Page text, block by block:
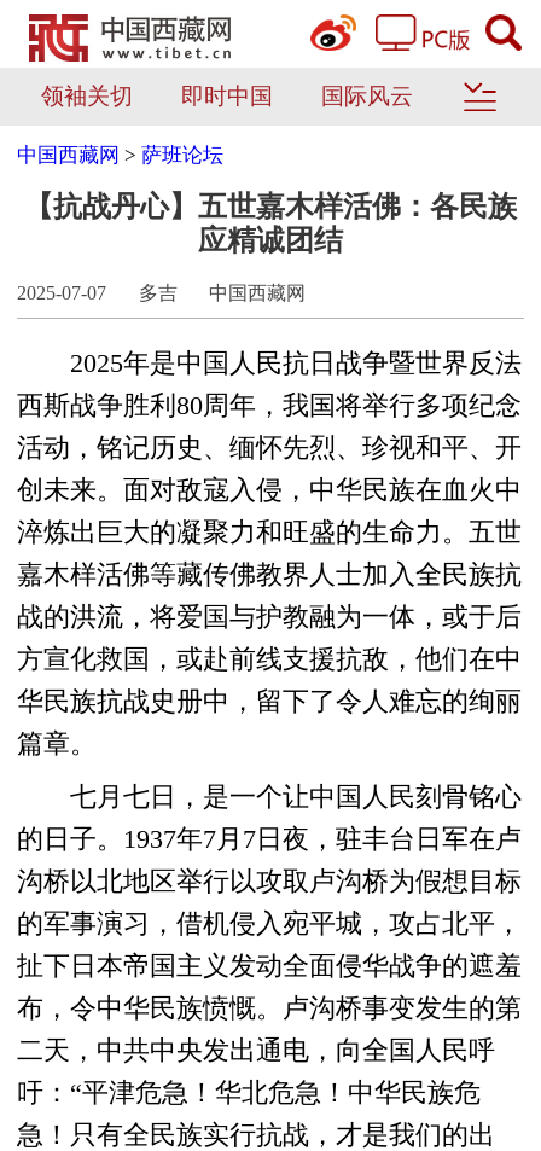
领袖关切 即时中国 国际风云
中国西藏网 > 萨班论坛
【抗战丹心】五世嘉木样活佛：各民族
应精诚团结
2025-07-07 多吉 中国西藏网
2025年是中国人民抗日战争暨世界反法
西斯战争胜利80周年，我国将举行多项纪念
活动，铭记历史、缅怀先烈、珍视和平、开
创未来。面对敌寇入侵，中华民族在血火中
淬炼出巨大的凝聚力和旺盛的生命力。五世
嘉木样活佛等藏传佛教界人士加入全民族抗
战的洪流，将爱国与护教融为一体，或于后
方宣化救国，或赴前线支援抗敌，他们在中
华民族抗战史册中，留下了令人难忘的绚丽
篇章。
七月七日，是一个让中国人民刻骨铭心
的日子。1937年7月7日夜，驻丰台日军在卢
沟桥以北地区举行以攻取卢沟桥为假想目标
的军事演习，借机侵入宛平城，攻占北平，
扯下日本帝国主义发动全面侵华战争的遮羞
布，令中华民族愤慨。卢沟桥事变发生的第
二天，中共中央发出通电，向全国人民呼
吁：“平津危急！华北危急！中华民族危
急！只有全民族实行抗战，才是我们的出